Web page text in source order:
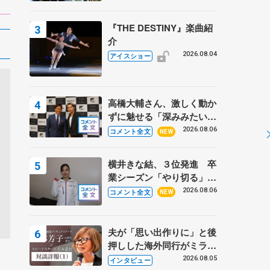
『THE DESTINY』楽曲紹
介
アイスショー 2026.08.04
高橋大輔さん、激しく動か
ずに魅せる「深みみたいな
ものは出てきている？」
あい
コメント全文 NEW 2026.08.06
横井きな結、３位発進 卒
業シーズン「やり切る」
【みなとアクルス杯SP】
コメント全文 NEW 2026.08.06
夫が「思い出作りに」と後
押しした海外同行がミラノ
まで… 繁華街のリンクで
インタビュー 2026.08.05